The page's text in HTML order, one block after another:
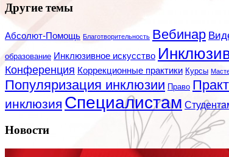
Другие темы
Абсолют-Помощь Благотворительность Вебинар
образование Инклюзивное искусство
Конференция Коррекционные практики Курсы
Популяризация инклюзии Право
инклюзия Специалистам
Новости